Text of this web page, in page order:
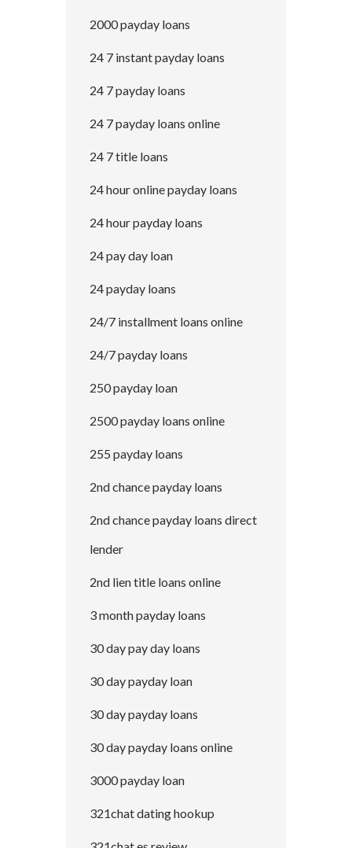
2000 payday loans
24 7 instant payday loans
24 7 payday loans
24 7 payday loans online
24 7 title loans
24 hour online payday loans
24 hour payday loans
24 pay day loan
24 payday loans
24/7 installment loans online
24/7 payday loans
250 payday loan
2500 payday loans online
255 payday loans
2nd chance payday loans
2nd chance payday loans direct
lender
2nd lien title loans online
3 month payday loans
30 day pay day loans
30 day payday loan
30 day payday loans
30 day payday loans online
3000 payday loan
321chat dating hookup